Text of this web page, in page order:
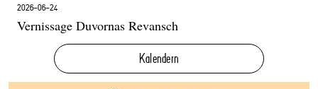
2026-06-24
Vernissage Duvornas Revansch
Kalendern